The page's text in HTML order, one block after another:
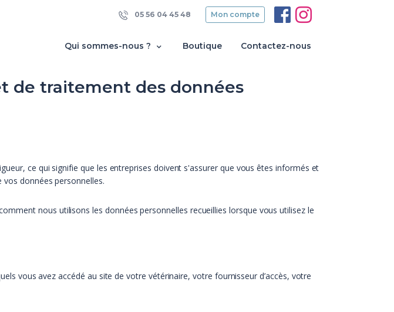
Qui sommes-nous ? Boutique Contactez-nous
05 56 04 45 48 Mon compte
de traitement des données
ce qui signifie que les entreprises doivent s'assurer que vous êtes informés et
données personnelles.
nous utilisons les données personnelles recueillies lorsque vous utilisez le
vous avez accédé au site de votre vétérinaire, votre fournisseur d’accès, votre